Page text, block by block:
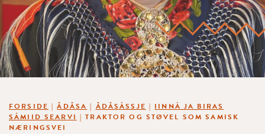
FORSIDE |ÅDÅSA | ÅDÅSÁSSJE | IINNÁ JA BIRAS
SÁMIID SEARVI |TRAKTOR OG STØVEL SOM SAMISK
NÆRINGSVEI